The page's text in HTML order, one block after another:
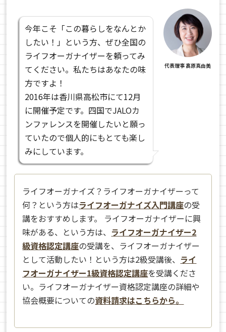
今年こそ「この暮らしをなんとか
したい！」という方、ぜひ全国の
ライフオーガナイザーを頼ってみ
てください。私たちはあなたの味
方ですよ！
2016年は香川県高松市にて12月
に開催予定です。四国でJALOカ
ンファレンスを開催したいと願っ
ていたので個人的にもとても楽し
みにしています。
代表理事 髙原真由美
ライフオーガナイズ？ライフオーガナイザーって
何？という方はライフオーガナイズ入門講座の受
講をおすすめします。 ライフオーガナイザーに興
味がある、という方は、 ライフオーガナイザー2
級資格認定講座の受講を、ライフオーガナイザー
として活動したい！という方は2級受講後、 ライ
フオーガナイザー1級資格認定講座を受講くださ
い。ライフオーガナイザー資格認定講座の詳細や
協会概要についての資料請求はこちらから。